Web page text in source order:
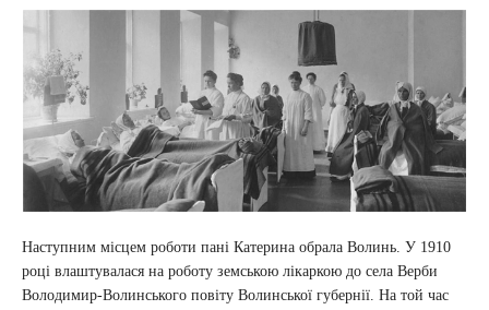
Наступним місцем роботи пані Катерина обрала Волинь. У 1910
році влаштувалася на роботу земською лікаркою до села Верби
Володимир-Волинського повіту Волинської губернії. На той час